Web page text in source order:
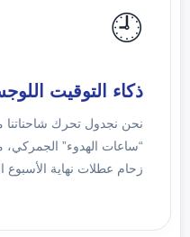
🕘
ذكاء التوقيت
نحن نجدول تحرك
“ساعات الهدوء” الجمركي،
زحام عطلات نهاية الأسبوع